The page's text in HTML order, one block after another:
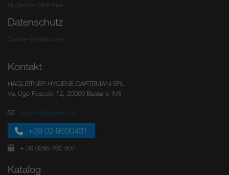
Hagleitner Bibliothek
Datenschutz
Cookie-Einstellungen
Kontakt
HAGLEITNER HYGIENE CARTEMANI SRL
Via Ugo Foscolo 12, 20060 Basiano (MI)
milano@hagleitner.it
+39 02 9500431
+ 39 0295 760 507
Katalog